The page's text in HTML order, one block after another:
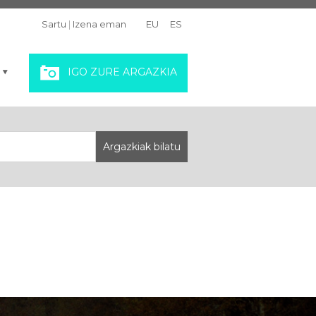
Sartu | Izena eman EU ES
IGO ZURE ARGAZKIA